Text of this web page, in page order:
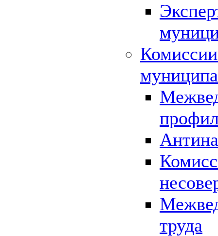
труда